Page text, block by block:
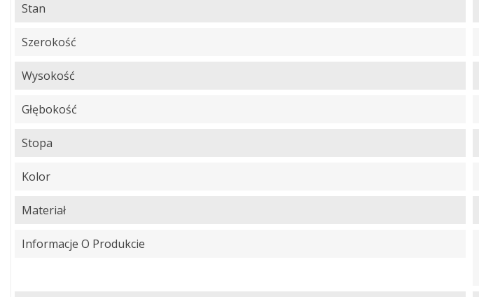
Stan
Szerokość
Wysokość
Głębokość
Stopa
Kolor
Materiał
Informacje O Produkcie